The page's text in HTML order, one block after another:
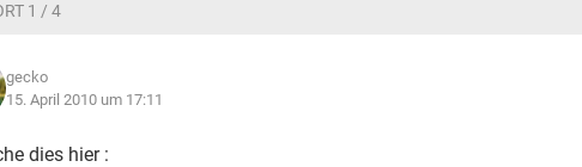
1 / 4
gecko
15. April 2010 um 17:11
dies hier :